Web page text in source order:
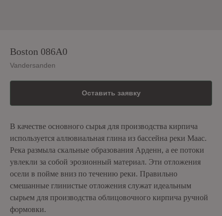
Boston 086A0
Vandersanden
Оставить заявку
В качестве основного сырья для производства кирпича
используется аллювиальная глина из бассейна реки Маас.
Река размыла скальные образования Арденн, а ее потоки
увлекли за собой эрозионный материал. Эти отложения
осели в пойме вниз по течению реки. Правильно
смешанные глинистые отложения служат идеальным
сырьем для производства облицовочного кирпича ручной
формовки.